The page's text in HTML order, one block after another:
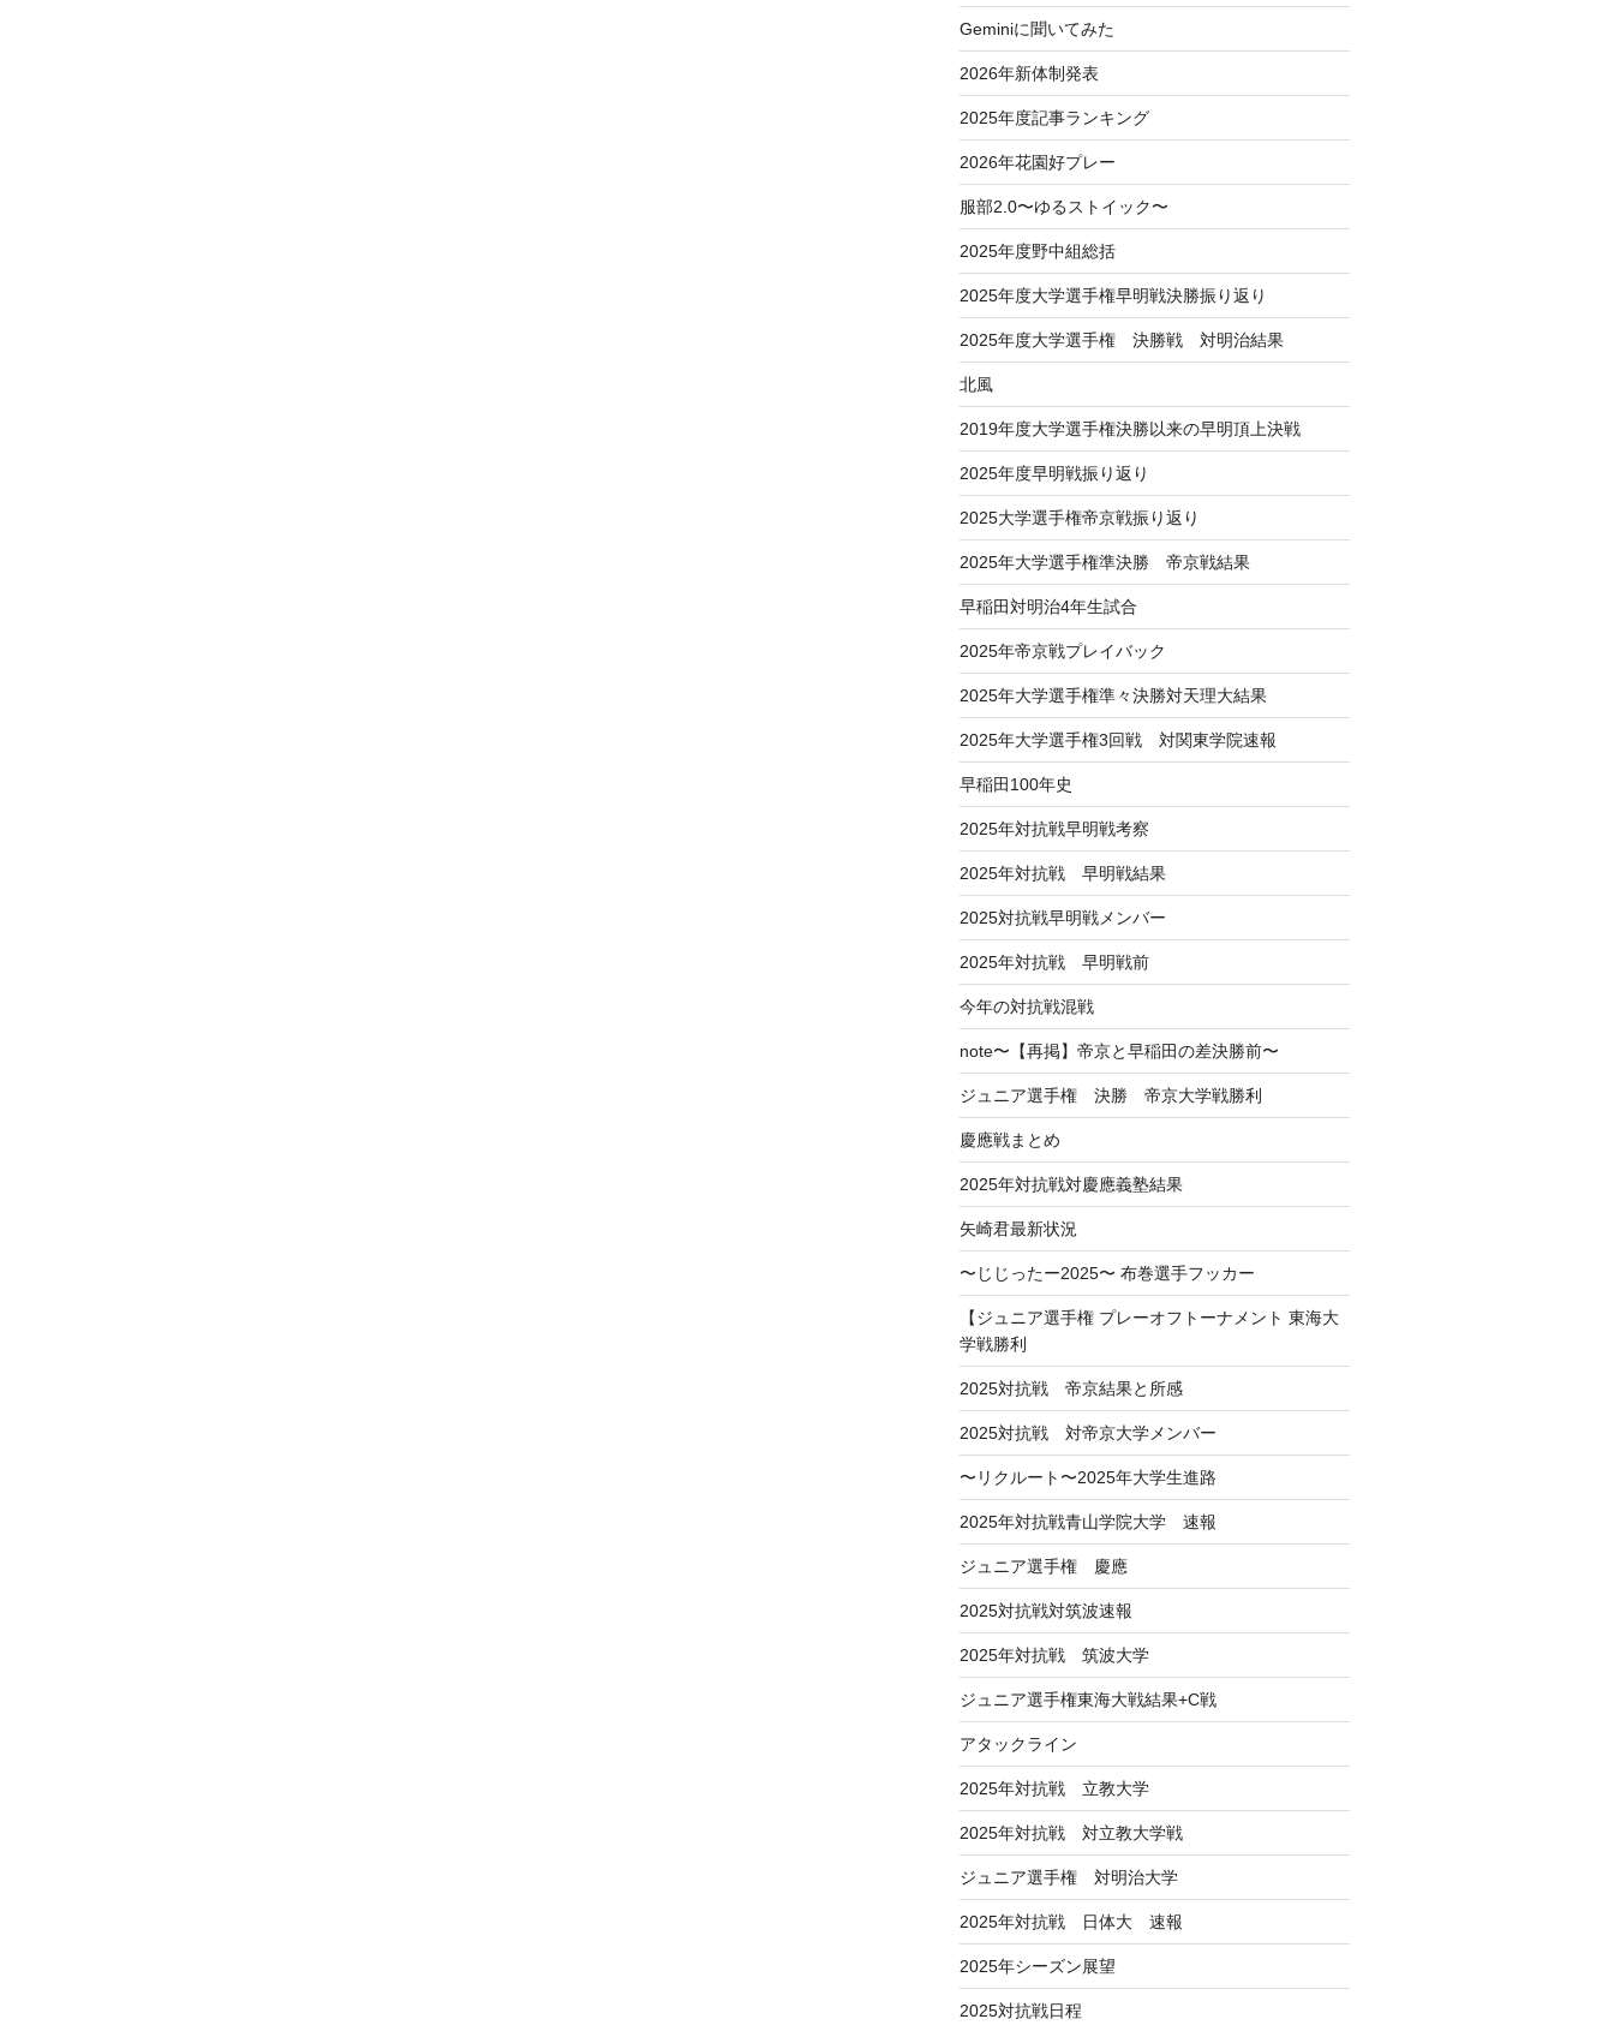
Geminiに聞いてみた
2026年新体制発表
2025年度記事ランキング
2026年花園好プレー
服部2.0〜ゆるストイック〜
2025年度野中組総括
2025年度大学選手権早明戦決勝振り返り
2025年度大学選手権 決勝戦 対明治結果
北風
2019年度大学選手権決勝以来の早明頂上決戦
2025年度早明戦振り返り
2025大学選手権帝京戦振り返り
2025年大学選手権準決勝 帝京戦結果
早稲田対明治4年生試合
2025年帝京戦プレイバック
2025年大学選手権準々決勝対天理大結果
2025年大学選手権3回戦 対関東学院速報
早稲田100年史
2025年対抗戦早明戦考察
2025年対抗戦 早明戦結果
2025対抗戦早明戦メンバー
2025年対抗戦 早明戦前
今年の対抗戦混戦
note〜【再掲】帝京と早稲田の差決勝前〜
ジュニア選手権 決勝 帝京大学戦勝利
慶應戦まとめ
2025年対抗戦対慶應義塾結果
矢崎君最新状況
〜じじったー2025〜 布巻選手フッカー
【ジュニア選手権 プレーオフトーナメント 東海大
学戦勝利
2025対抗戦 帝京結果と所感
2025対抗戦 対帝京大学メンバー
〜リクルート〜2025年大学生進路
2025年対抗戦青山学院大学 速報
ジュニア選手権 慶應
2025対抗戦対筑波速報
2025年対抗戦 筑波大学
ジュニア選手権東海大戦結果+C戦
アタックライン
2025年対抗戦 立教大学
2025年対抗戦 対立教大学戦
ジュニア選手権 対明治大学
2025年対抗戦 日体大 速報
2025年シーズン展望
2025対抗戦日程